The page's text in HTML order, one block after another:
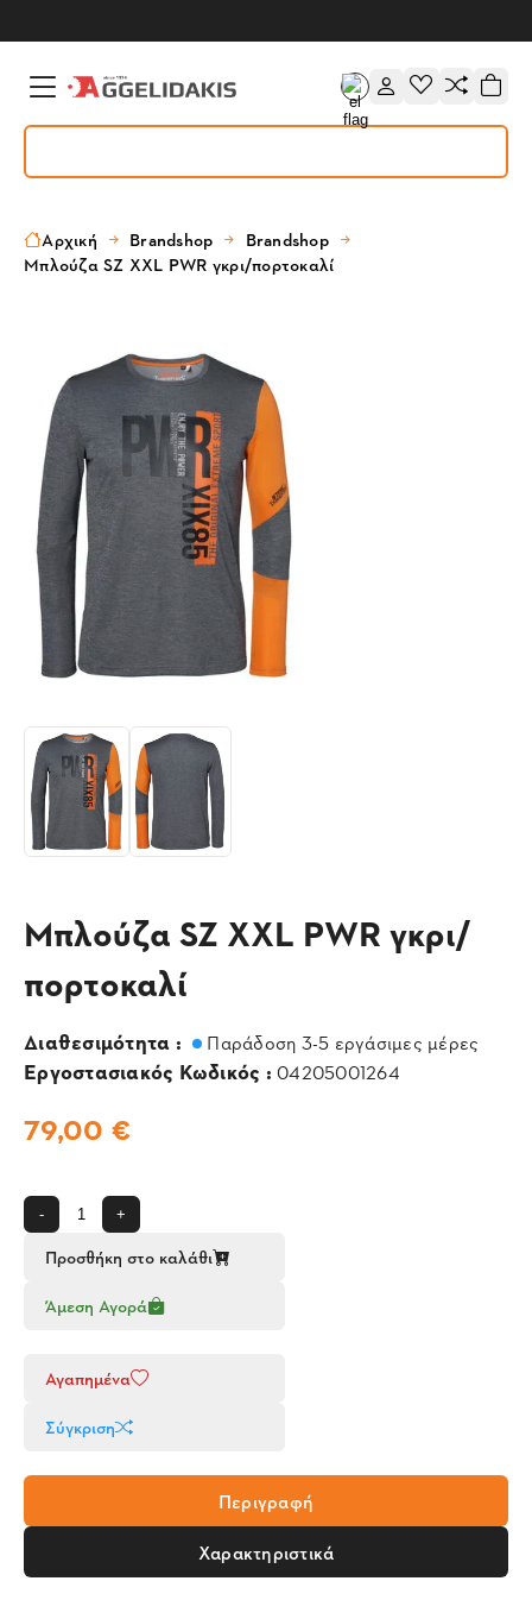
Αρχική Brandshop
Brandshop
Μπλούζα SZ XXL PWR γκρι/πορτοκαλί
Μπλούζα SZ XXL PWR γκρι/
πορτοκαλί
Διαθεσιμότητα : Παράδοση 3-5 εργάσιμες μέρες
Εργοστασιακός Κωδικός : 04205001264
79,00 €
- +
Προσθήκη στο καλάθι
Άμεση Αγορά
Αγαπημένα
Σύγκριση
Περιγραφή
Χαρακτηριστικά